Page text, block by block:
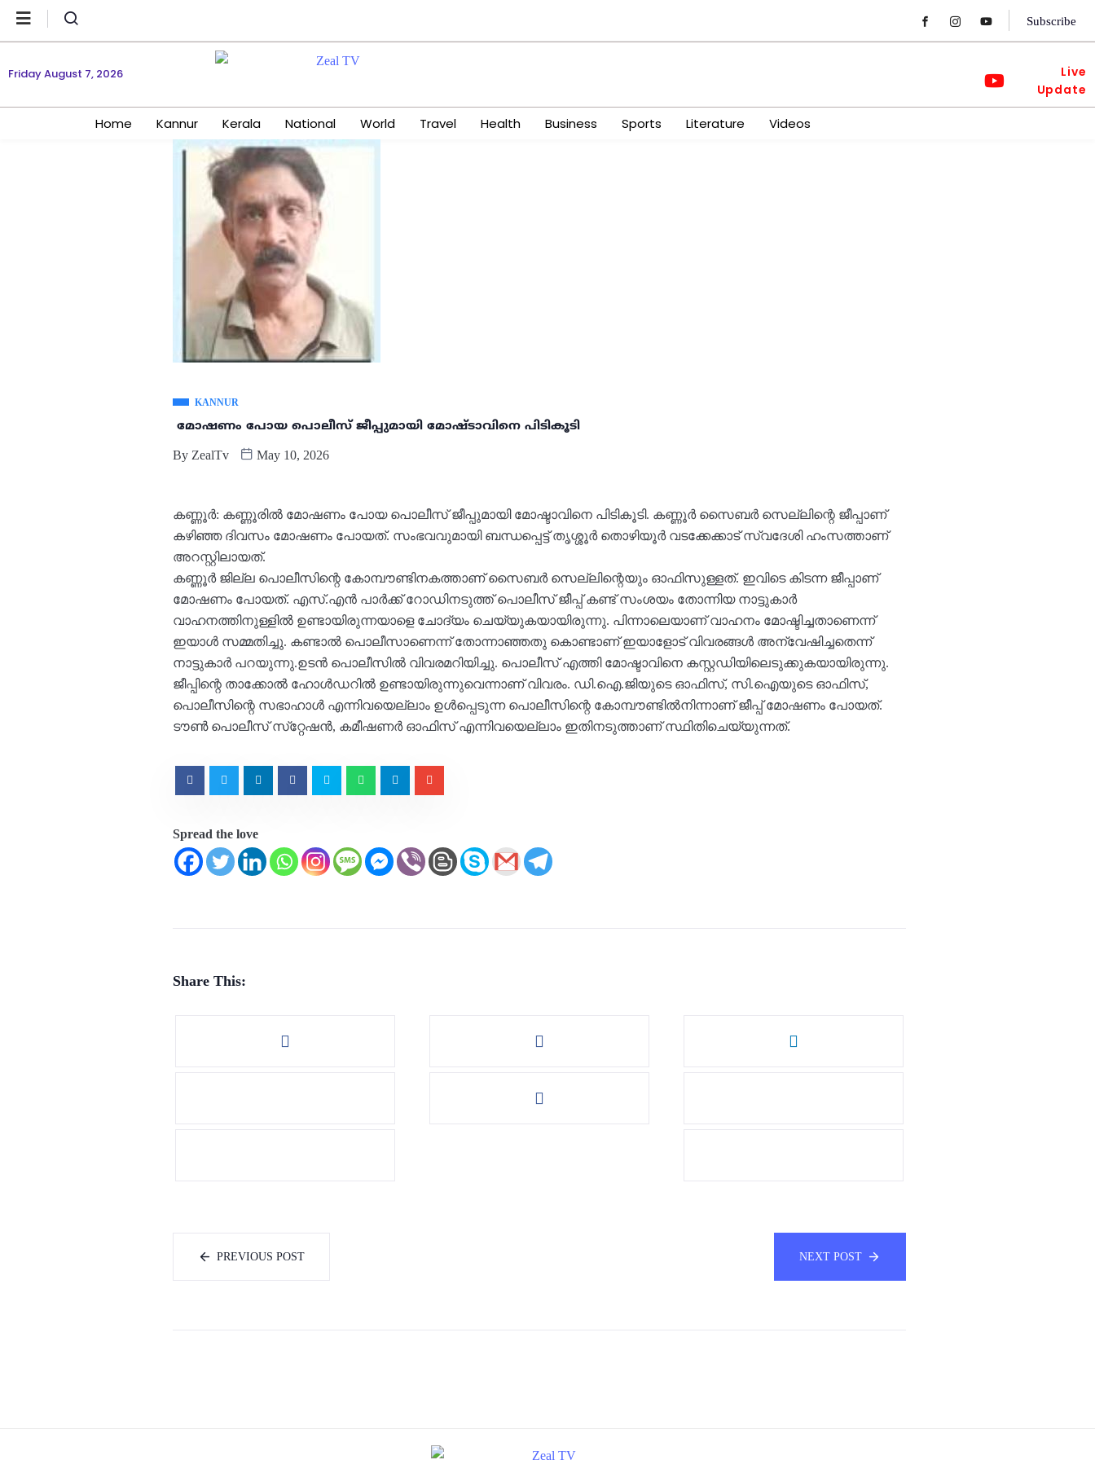
Subscribe
Friday August 7, 2026
Live
Update
Home Kannur Kerala National World Travel Health Business Sports Literature Videos
KANNUR
മോഷണം പോയ പൊലീസ് ജീപ്പുമായി മോഷ്ടാവിനെ പിടികൂടി
By ZealTv May 10, 2026
കണ്ണൂർ: കണ്ണൂരിൽ മോഷണം പോയ പൊലീസ് ജീപ്പുമായി മോഷ്ടാവിനെ പിടികൂടി. കണ്ണൂർ സൈബർ സെല്ലിന്റെ ജീപ്പാണ്
കഴിഞ്ഞ ദിവസം മോഷണം പോയത്. സംഭവവുമായി ബന്ധപ്പെട്ട് തൃശ്ശൂർ തൊഴിയൂർ വടക്കേക്കാട് സ്വദേശി ഹംസത്താണ്
അറസ്റ്റിലായത്.
കണ്ണൂർ ജില്ല പൊലീസിന്റെ കോമ്പൗണ്ടിനകത്താണ് സൈബർ സെല്ലിന്റെയും ഓഫിസുള്ളത്. ഇവിടെ കിടന്ന ജീപ്പാണ്
മോഷണം പോയത്. എസ്.എൻ പാർക്ക് റോഡിനടുത്ത് പൊലീസ് ജീപ്പ് കണ്ട് സംശയം തോന്നിയ നാട്ടുകാർ
വാഹനത്തിനുള്ളിൽ ഉണ്ടായിരുന്നയാളെ ചോദ്യം ചെയ്യുകയായിരുന്നു. പിന്നാലെയാണ് വാഹനം മോഷ്ടിച്ചതാണെന്ന്
ഇയാൾ സമ്മതിച്ചു. കണ്ടാൽ പൊലീസാണെന്ന് തോന്നാഞ്ഞതു കൊണ്ടാണ് ഇയാളോട് വിവരങ്ങൾ അന്വേഷിച്ചതെന്ന്
നാട്ടുകാർ പറയുന്നു.ഉടൻ പൊലീസിൽ വിവരമറിയിച്ചു. പൊലീസ് എത്തി മോഷ്ടാവിനെ കസ്റ്റഡിയിലെടുക്കുകയായിരുന്നു.
ജീപ്പിന്റെ താക്കോൽ ഹോൾഡറിൽ ഉണ്ടായിരുന്നുവെന്നാണ് വിവരം. ഡി.ഐ.ജിയുടെ ഓഫിസ്, സി.ഐയുടെ ഓഫിസ്,
പൊലീസിന്റെ സഭാഹാൾ എന്നിവയെല്ലാം ഉൾപ്പെടുന്ന പൊലീസിന്റെ കോമ്പൗണ്ടിൽനിന്നാണ് ജീപ്പ് മോഷണം പോയത്.
ടൗൺ പൊലീസ് സ്‌റ്റേഷൻ, കമീഷണർ ഓഫിസ് എന്നിവയെല്ലാം ഇതിനടുത്താണ് സ്ഥിതിചെയ്യുന്നത്.
Spread the love
Share This:
PREVIOUS POST NEXT POST